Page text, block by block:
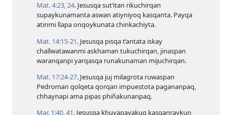
Mat. 4:​23, 24. Jesusqa sut’itan rikuchirqan
supaykunamanta aswan atiyniyoq kasqanta. Payqa
atinmi llapa onqoykunata chinkachiyta.
Mat. 14:​15-21. Jesusqa pisqa t’antata iskay
challwatawanmi askhaman tukuchirqan, jinaspan
waranqanpi yarqasqa runakunaman mijuchirqan.
Mat. 17:​24-27. Jesusqa juj milagrota ruwaspan
Pedroman qolqeta qorqan impuestota pagananpaq,
chhaynapi ama pipas phiñakunanpaq.
Mar. 1:​40, 41. Jesusqa khuyapayakuq kasqanraykun